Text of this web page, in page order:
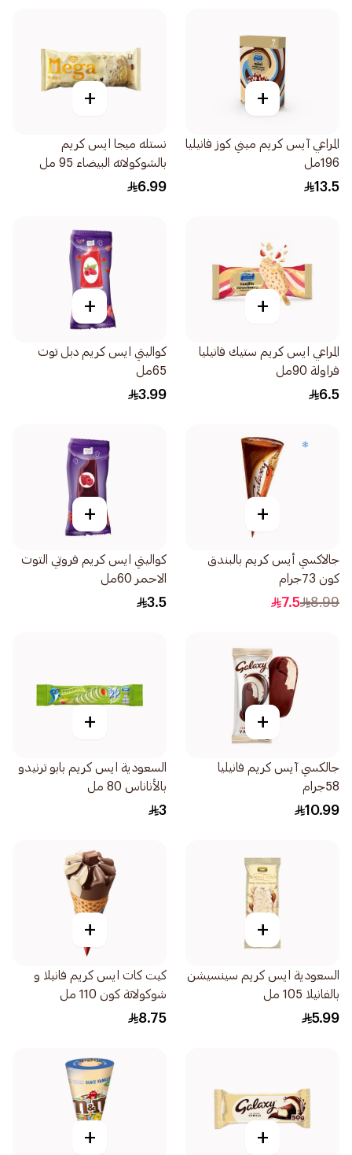
+
المراعي آيس كريم ميني كوز فانيليا
196مل
13.5
+
نستله ميجا ايس كريم
بالشوكولاته البيضاء 95 مل
6.99
+
المراعي ايس كريم ستيك فانيليا
فراولة 90مل
6.5
+
كواليتي ايس كريم دبل توت
65مل
3.99
+
جالاكسي أيس كريم بالبندق
كون 73جرام
8.99
7.5
+
كواليتي ايس كريم فروتي التوت
الاحمر 60مل
3.5
+
جالكسي آيس كريم فانيليا
58جرام
10.99
+
السعودية ايس كريم بابو ترنيدو
بالأناناس 80 مل
3
+
السعودية ايس كريم سينسيشن
بالفانيلا 105 مل
5.99
+
كيت كات ايس كريم فانيلا و
شوكولاتة كون 110 مل
8.75
+
+